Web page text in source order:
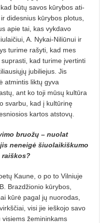
būtų savos kūrybos ati­
didesnius kūrybos plotus,
apie tai, kas vykdavo
A. Nykai-Niliūnui ir
turime rašyti, kad mes
kad turime įvertinti
jubiliejus. Jis
atmintis liktų gyva
ant ko toji mūsų kul­tūra
svarbu, kad į kultūrinę
kartos atstovų.
bruožų – nuolat
nenei­gė šiuolaikiškumo
raiškos?
Kaune, o po to Vilniuje
Brazdžionio kūrybos,
kūrė pagal jų nuorodas,
visi jie ieškojo savo
visiems žemininkams